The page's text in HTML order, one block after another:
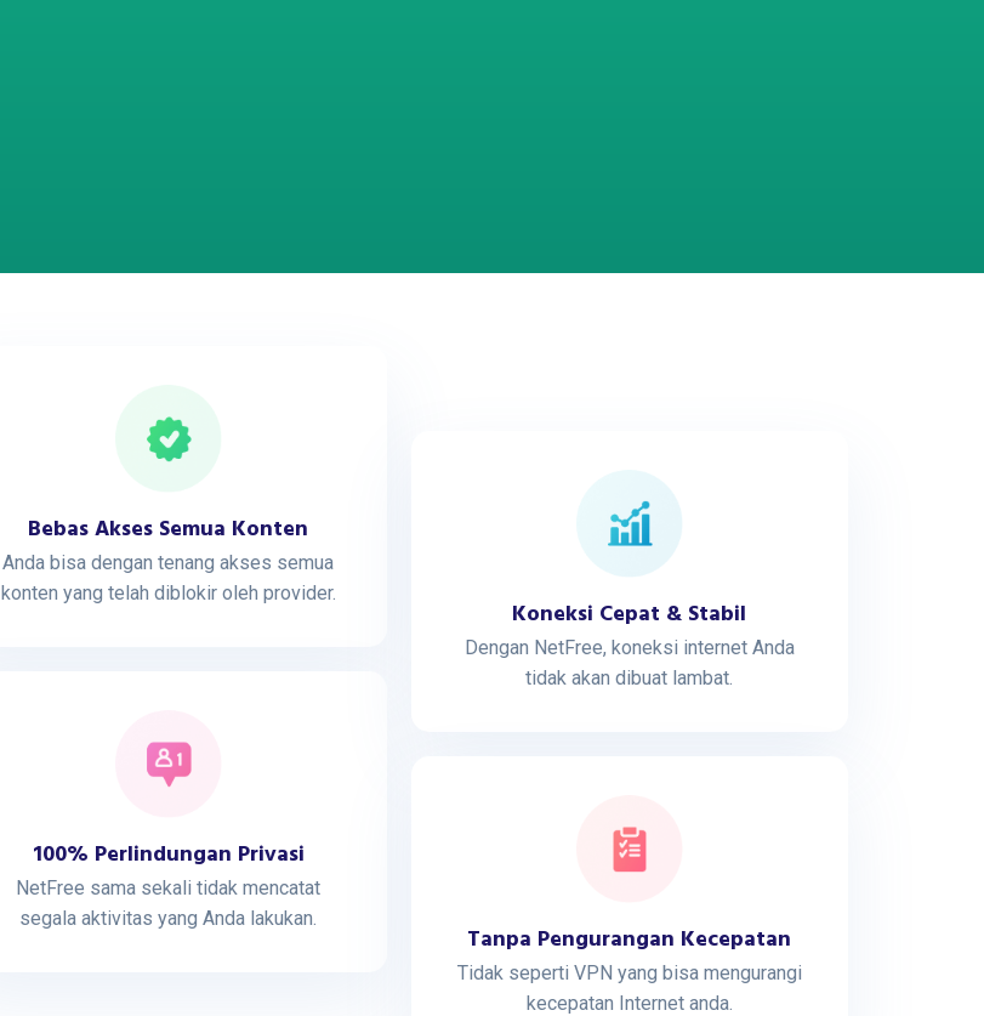
Bebas Akses Semua Konten
Anda bisa dengan tenang akses semua
konten yang telah diblokir oleh provider.
100% Perlindungan Privasi
NetFree sama sekali tidak mencatat
segala aktivitas yang Anda lakukan.
Koneksi Cepat & Stabil
Dengan NetFree, koneksi internet Anda
tidak akan dibuat lambat.
Tanpa Pengurangan Kecepatan
Tidak seperti VPN yang bisa mengurangi
kecepatan Internet anda.